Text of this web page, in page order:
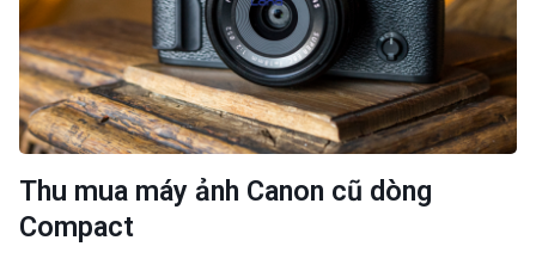
Thu mua máy ảnh Canon cũ dòng
Compact